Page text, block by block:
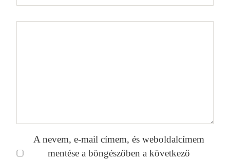
A nevem, e-mail címem, és weboldalcímem
mentése a böngészőben a következő